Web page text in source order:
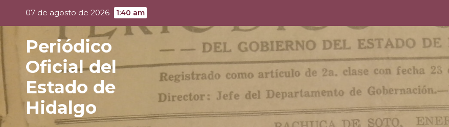
07 de agosto de 2026 1:40 am
Periódico
Oficial del
Estado de
Hidalgo